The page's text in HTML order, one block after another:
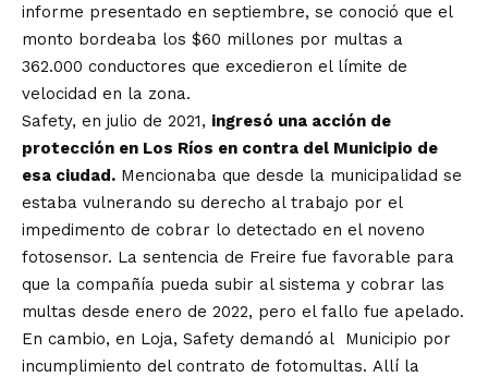
informe presentado en septiembre, se conoció que el
monto bordeaba los $60 millones por multas a
362.000 conductores que excedieron el límite de
velocidad en la zona.
Safety, en julio de 2021, ingresó una acción de
protección en Los Ríos en contra del Municipio de
esa ciudad. Mencionaba que desde la municipalidad se
estaba vulnerando su derecho al trabajo por el
impedimento de cobrar lo detectado en el noveno
fotosensor. La sentencia de Freire fue favorable para
que la compañía pueda subir al sistema y cobrar las
multas desde enero de 2022, pero el fallo fue apelado.
En cambio, en Loja, Safety demandó al Municipio por
incumplimiento del contrato de fotomultas. Allí la